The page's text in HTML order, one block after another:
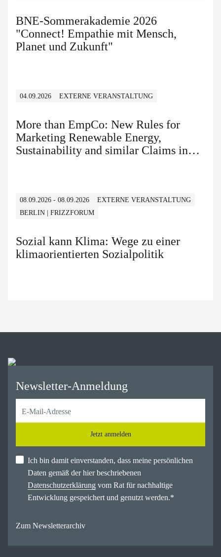
BNE-Sommerakademie 2026
"Connect! Empathie mit Mensch,
Planet und Zukunft"
04.09.2026 EXTERNE VERANSTALTUNG
More than EmpCo: New Rules for
Marketing Renewable Energy,
Sustainability and similar Claims in
08.09.2026 - 08.09.2026
EXTERNE VERANSTALTUNG
BERLIN | FRIZZFORUM
Sozial kann Klima: Wege zu einer
klimaorientierten Sozialpolitik
Newsletter-Anmeldung
Jetzt anmelden
Ich bin damit einverstanden, dass meine persönlichen
Daten gemäß der hier beschriebenen
Datenschutzerklärung vom Rat für nachhaltige
Entwicklung gespeichert und genutzt werden.*
Zum Newsletterarchiv